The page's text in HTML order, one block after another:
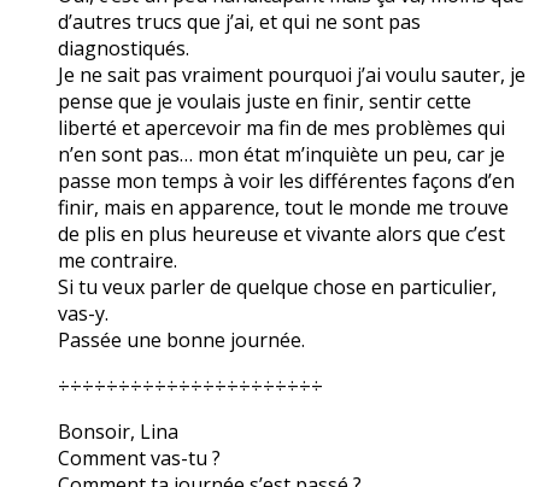
d’autres trucs que j’ai, et qui ne sont pas
diagnostiqués.
Je ne sait pas vraiment pourquoi j’ai voulu sauter, je
pense que je voulais juste en finir, sentir cette
liberté et apercevoir ma fin de mes problèmes qui
n’en sont pas… mon état m’inquiète un peu, car je
passe mon temps à voir les différentes façons d’en
finir, mais en apparence, tout le monde me trouve
de plis en plus heureuse et vivante alors que c’est
me contraire.
Si tu veux parler de quelque chose en particulier,
vas-y.
Passée une bonne journée.
÷÷÷÷÷÷÷÷÷÷÷÷÷÷÷÷÷÷÷÷÷÷
Bonsoir, Lina
Comment vas-tu ?